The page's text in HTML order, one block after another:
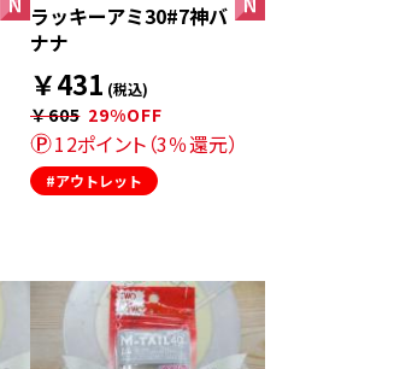
ラッキーアミ30#7神バ
ナナ
￥431 (税込)
￥605 29%OFF
12ポイント（3％還元）
#アウトレット